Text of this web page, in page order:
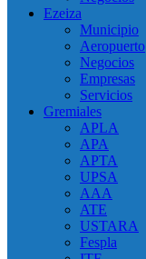
Ezeiza
Municipio
Aeropuerto
Negocios
Empresas
Servicios
Gremiales
APLA
APA
APTA
UPSA
AAA
ATE
USTARA
Fespla